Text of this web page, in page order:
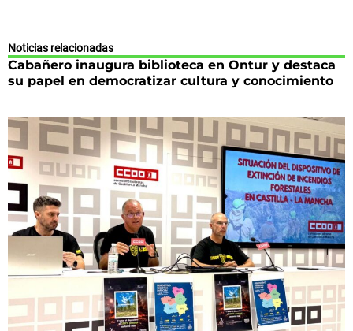
Noticias relacionadas
Cabañero inaugura biblioteca en Ontur y destaca
su papel en democratizar cultura y conocimiento